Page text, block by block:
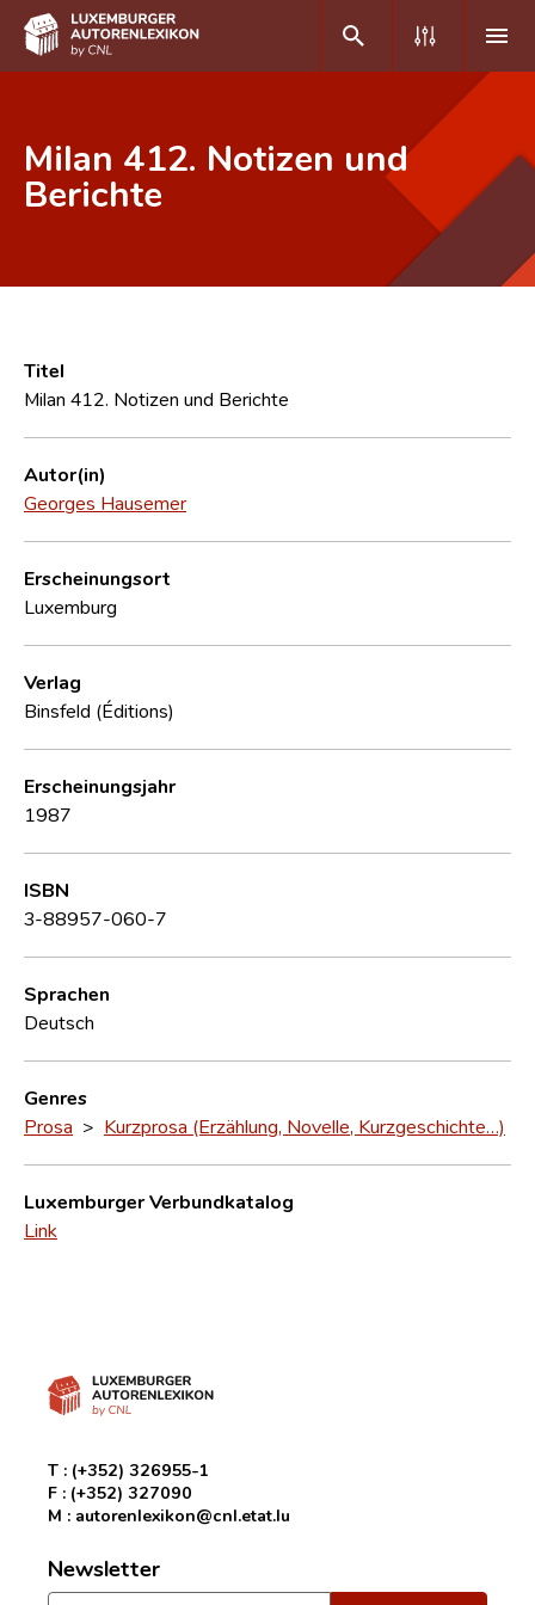
DE FR
Häufige Fragen und Antworten
CNL
Forschungsgruppe
Kontakt
Milan 412. Notizen und
Berichte
Titel
Milan 412. Notizen und Berichte
Autor(in)
Georges Hausemer
Erscheinungsort
Luxemburg
Verlag
Binsfeld (Éditions)
Erscheinungsjahr
1987
ISBN
3-88957-060-7
Sprachen
Deutsch
Genres
Prosa > Kurzprosa (Erzählung, Novelle, Kurzgeschichte…)
Luxemburger Verbundkatalog
Link
T : (+352) 326955-1
F : (+352) 327090
M : autorenlexikon@cnl.etat.lu
Newsletter